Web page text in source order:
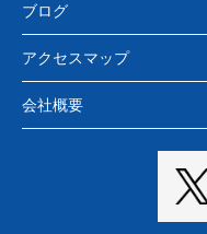
ブログ
アクセスマップ
会社概要